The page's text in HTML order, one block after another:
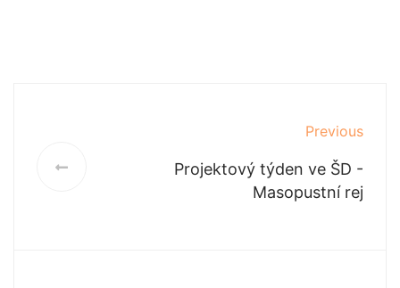
Previous
Projektový týden ve ŠD -
Masopustní rej